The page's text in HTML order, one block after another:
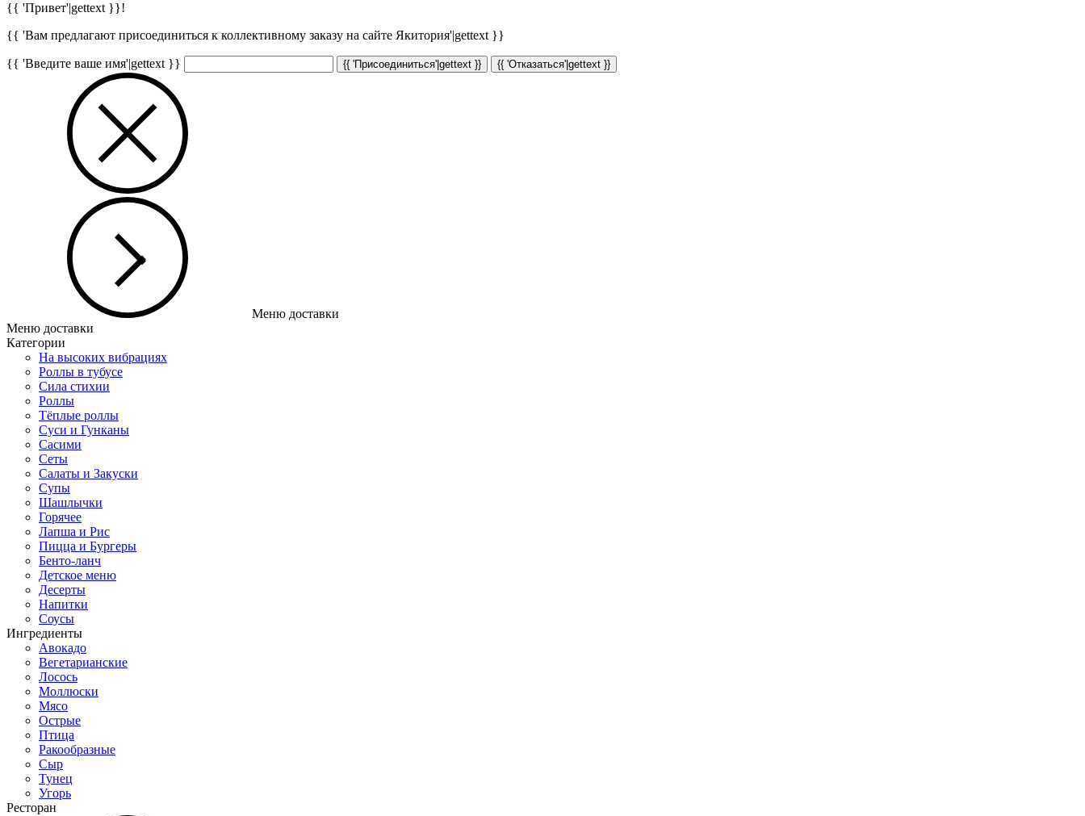
{{ 'Привет'|gettext }}!
{{ 'Вам предлагают присоединиться к коллективному заказу на сайте Якитория'|gettext }}
{{ 'Введите ваше имя'|gettext }} {{ 'Присоединиться'|gettext }} {{ 'Отказаться'|gettext }}
Меню доставки
Меню доставки
Категории
На высоких вибрациях
Роллы в тубусе
Сила стихии
Роллы
Тёплые роллы
Суси и Гунканы
Сасими
Сеты
Салаты и Закуски
Супы
Шашлычки
Горячее
Лапша и Рис
Пицца и Бургеры
Бенто-ланч
Детское меню
Десерты
Напитки
Соусы
Ингредиенты
Авокадо
Вегетарианские
Лосось
Моллюски
Мясо
Острые
Птица
Ракообразные
Сыр
Тунец
Угорь
Ресторан